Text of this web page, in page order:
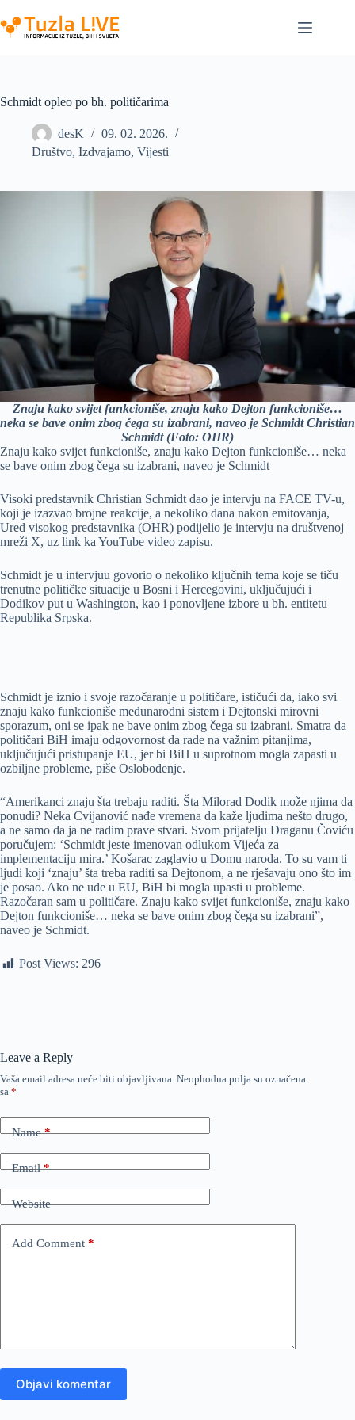
to
content
Schmidt opleo po bh. političarima
desK
09. 02. 2026.
Društvo, Izdvajamo, Vijesti
Znaju kako svijet funkcioniše, znaju kako Dejton funkcioniše…
neka se bave onim zbog čega su izabrani, naveo je Schmidt Christian
Schmidt (Foto: OHR)
Znaju kako svijet funkcioniše, znaju kako Dejton funkcioniše… neka
se bave onim zbog čega su izabrani, naveo je Schmidt
Visoki predstavnik Christian Schmidt dao je intervju na FACE TV-u,
koji je izazvao brojne reakcije, a nekoliko dana nakon emitovanja,
Ured visokog predstavnika (OHR) podijelio je intervju na društvenoj
mreži X, uz link ka YouTube video zapisu.
Schmidt je u intervjuu govorio o nekoliko ključnih tema koje se tiču
trenutne političke situacije u Bosni i Hercegovini, uključujući i
Dodikov put u Washington, kao i ponovljene izbore u bh. entitetu
Republika Srpska.
Schmidt je iznio i svoje razočaranje u političare, ističući da, iako svi
znaju kako funkcioniše međunarodni sistem i Dejtonski mirovni
sporazum, oni se ipak ne bave onim zbog čega su izabrani. Smatra da
političari BiH imaju odgovornost da rade na važnim pitanjima,
uključujući pristupanje EU, jer bi BiH u suprotnom mogla zapasti u
ozbiljne probleme, piše Oslobođenje.
“Amerikanci znaju šta trebaju raditi. Šta Milorad Dodik može njima da
ponudi? Neka Cvijanović nađe vremena da kaže ljudima nešto drugo,
a ne samo da ja ne radim prave stvari. Svom prijatelju Draganu Čoviću
poručujem: ‘Schmidt jeste imenovan odlukom Vijeća za
implementaciju mira.’ Košarac zaglavio u Domu naroda. To su vam ti
ljudi koji ‘znaju’ šta treba raditi sa Dejtonom, a ne rješavaju ono što im
je posao. Ako ne uđe u EU, BiH bi mogla upasti u probleme.
Razočaran sam u političare. Znaju kako svijet funkcioniše, znaju kako
Dejton funkcioniše… neka se bave onim zbog čega su izabrani”,
naveo je Schmidt.
Post Views: 296
Leave a Reply
Vaša email adresa neće biti objavljivana. Neophodna polja su označena
sa *
Name*
Email*
Website
Add Comment *
Objavi komentar